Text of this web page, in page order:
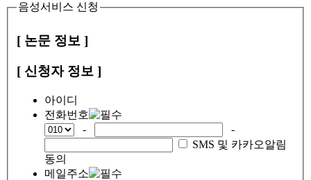
음성서비스 신청
[ 논문 정보 ]
[ 신청자 정보 ]
아이디
전화번호
-
-
SMS 및 카카오알림
동의
메일주소